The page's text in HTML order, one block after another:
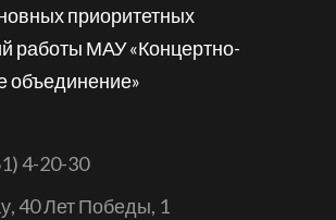
приоритетных
работы МАУ «Концертно-
объединение»
4-20-30
40 Лет Победы, 1